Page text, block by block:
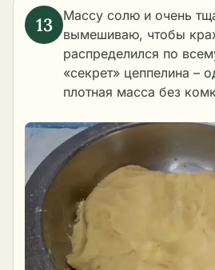
Массу солю и очень
вымешиваю, чтобы
распределился по
«секрет» цеппелина –
плотная масса без